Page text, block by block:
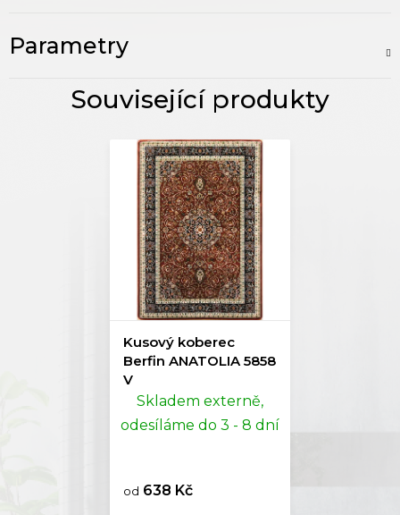
Parametry
Kusový koberec
Berfin ANATOLIA 5858
V
Skladem externě,
odesíláme do 3 - 8 dní
od 638 Kč